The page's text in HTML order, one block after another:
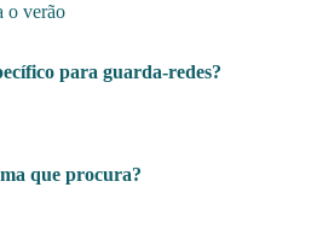
o verão
para guarda-redes?
que procura?